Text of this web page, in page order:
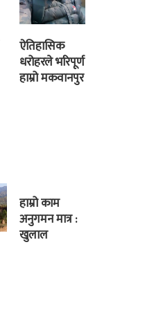
ऐतिहासिक
धरोहरले भरिपूर्ण
हाम्रो मकवानपुर
हाम्रो काम
अनुगमन मात्र :
खुलाल